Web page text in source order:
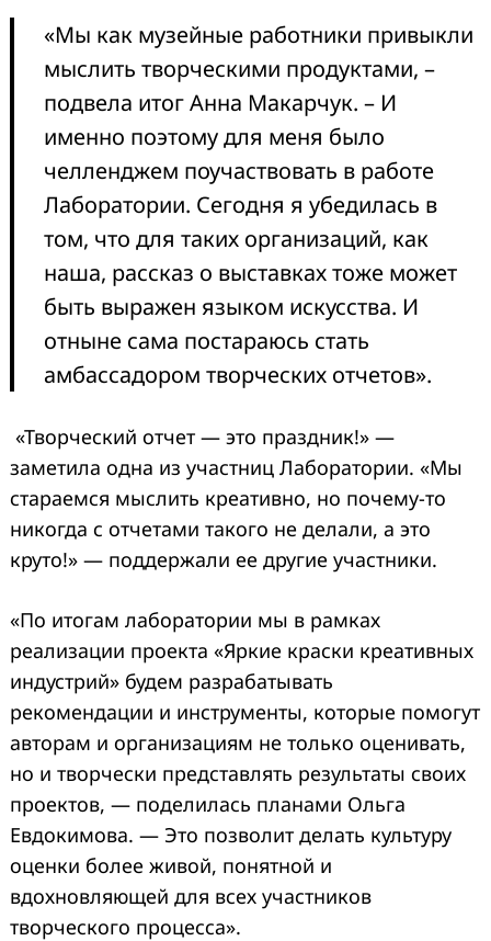
«Мы как музейные работники привыкли
мыслить творческими продуктами, –
подвела итог Анна Макарчук. – И
именно поэтому для меня было
челленджем поучаствовать в работе
Лаборатории. Сегодня я убедилась в
том, что для таких организаций, как
наша, рассказ о выставках тоже может
быть выражен языком искусства. И
отныне сама постараюсь стать
амбассадором творческих отчетов».
«Творческий отчет — это праздник!» —
заметила одна из участниц Лаборатории. «Мы
стараемся мыслить креативно, но почему-то
никогда с отчетами такого не делали, а это
круто!» — поддержали ее другие участники.
«По итогам лаборатории мы в рамках
реализации проекта «Яркие краски креативных
индустрий» будем разрабатывать
рекомендации и инструменты, которые помогут
авторам и организациям не только оценивать,
но и творчески представлять результаты своих
проектов, — поделилась планами Ольга
Евдокимова. — Это позволит делать культуру
оценки более живой, понятной и
вдохновляющей для всех участников
творческого процесса».